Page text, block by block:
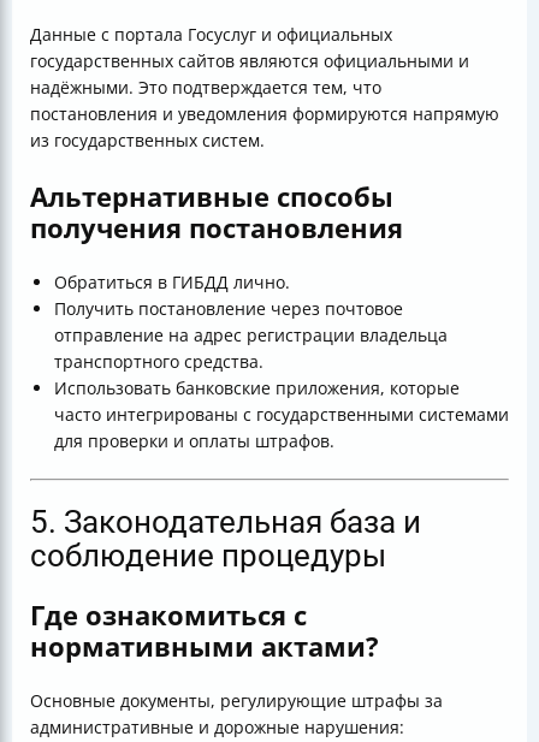
Данные с портала Госуслуг и официальных
государственных сайтов являются официальными и
надёжными. Это подтверждается тем, что
постановления и уведомления формируются напрямую
из государственных систем.
Альтернативные способы
получения постановления
Обратиться в ГИБДД лично.
Получить постановление через почтовое
отправление на адрес регистрации владельца
транспортного средства.
Использовать банковские приложения, которые
часто интегрированы с государственными системами
для проверки и оплаты штрафов.
5. Законодательная база и
соблюдение процедуры
Где ознакомиться с
нормативными актами?
Основные документы, регулирующие штрафы за
административные и дорожные нарушения: